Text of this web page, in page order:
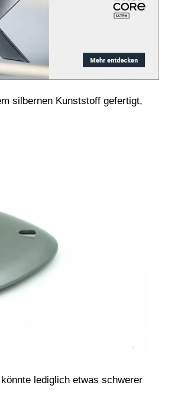
silbernen Kunststoff gefertigt,
lediglich etwas schwerer